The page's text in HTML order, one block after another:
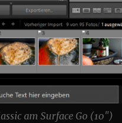
am Surface Go (10″)